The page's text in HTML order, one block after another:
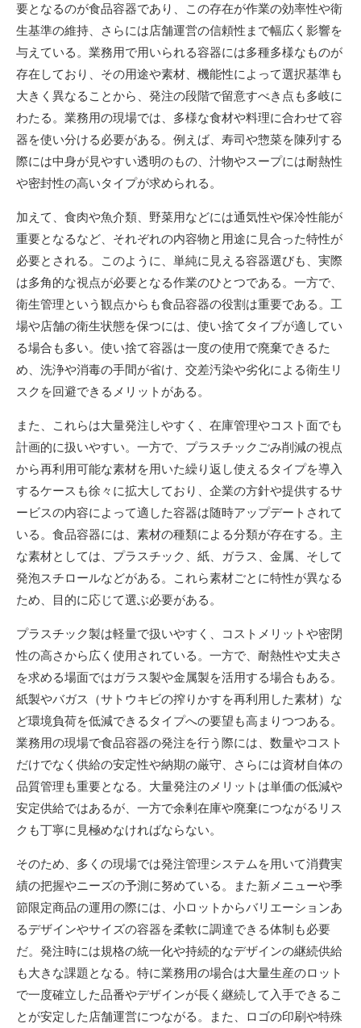
要となるのが食品容器であり、この存在が作業の効率性や衛
生基準の維持、さらには店舗運営の信頼性まで幅広く影響を
与えている。業務用で用いられる容器には多種多様なものが
存在しており、その用途や素材、機能性によって選択基準も
大きく異なることから、発注の段階で留意すべき点も多岐に
わたる。業務用の現場では、多様な食材や料理に合わせて容
器を使い分ける必要がある。例えば、寿司や惣菜を陳列する
際には中身が見やすい透明のもの、汁物やスープには耐熱性
や密封性の高いタイプが求められる。
加えて、食肉や魚介類、野菜用などには通気性や保冷性能が
重要となるなど、それぞれの内容物と用途に見合った特性が
必要とされる。このように、単純に見える容器選びも、実際
は多角的な視点が必要となる作業のひとつである。一方で、
衛生管理という観点からも食品容器の役割は重要である。工
場や店舗の衛生状態を保つには、使い捨てタイプが適してい
る場合も多い。使い捨て容器は一度の使用で廃棄できるた
め、洗浄や消毒の手間が省け、交差汚染や劣化による衛生リ
スクを回避できるメリットがある。
また、これらは大量発注しやすく、在庫管理やコスト面でも
計画的に扱いやすい。一方で、プラスチックごみ削減の視点
から再利用可能な素材を用いた繰り返し使えるタイプを導入
するケースも徐々に拡大しており、企業の方針や提供するサ
ービスの内容によって適した容器は随時アップデートされて
いる。食品容器には、素材の種類による分類が存在する。主
な素材としては、プラスチック、紙、ガラス、金属、そして
発泡スチロールなどがある。これら素材ごとに特性が異なる
ため、目的に応じて選ぶ必要がある。
プラスチック製は軽量で扱いやすく、コストメリットや密閉
性の高さから広く使用されている。一方で、耐熱性や丈夫さ
を求める場面ではガラス製や金属製を活用する場合もある。
紙製やバガス（サトウキビの搾りかすを再利用した素材）な
ど環境負荷を低減できるタイプへの要望も高まりつつある。
業務用の現場で食品容器の発注を行う際には、数量やコスト
だけでなく供給の安定性や納期の厳守、さらには資材自体の
品質管理も重要となる。大量発注のメリットは単価の低減や
安定供給ではあるが、一方で余剰在庫や廃棄につながるリス
クも丁寧に見極めなければならない。
そのため、多くの現場では発注管理システムを用いて消費実
績の把握やニーズの予測に努めている。また新メニューや季
節限定商品の運用の際には、小ロットからバリエーションあ
るデザインやサイズの容器を柔軟に調達できる体制も必要
だ。発注時には規格の統一化や持続的なデザインの継続供給
も大きな課題となる。特に業務用の場合は大量生産のロット
で一度確立した品番やデザインが長く継続して入手できるこ
とが安定した店舗運営につながる。また、ロゴの印刷や特殊